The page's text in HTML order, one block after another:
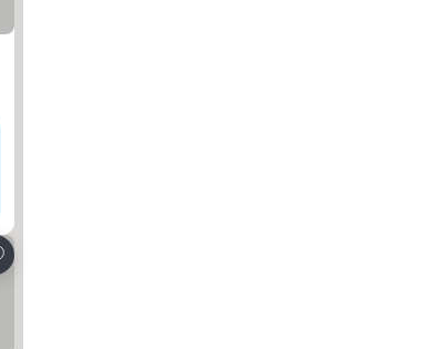
aos favoritos